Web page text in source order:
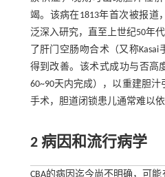
竭。该病在1813年首次被报道
泛深入研究，直至上世纪50年
了肝门空肠吻合术（又称
得到改善。该术式成功与否高
60~90天内完成），以重建胆汁
手术，胆道闭锁患儿通常难以
2 病因和流行病学
CBA的病因迄今尚不明确，可